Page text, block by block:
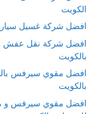
الكويت
افضل شركة غسيل
افضل شركة نقل عفش و
بالكويت
افضل مقوي سيرفس
بالكويت
افضل مقوي سيرفس و